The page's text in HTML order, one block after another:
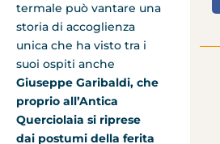
termale può vantare una
storia di accoglienza
unica che ha visto tra i
suoi ospiti anche
Giuseppe Garibaldi, che
proprio all’Antica
Querciolaia si riprese
dai postumi della ferita